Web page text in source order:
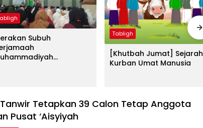
Subuh
Tabligh
[Khutbah Jumat] Sejarah
Kurban Umat Manusia
Tetapkan 39 Calon Tetap Anggota
Pusat ‘Aisyiyah